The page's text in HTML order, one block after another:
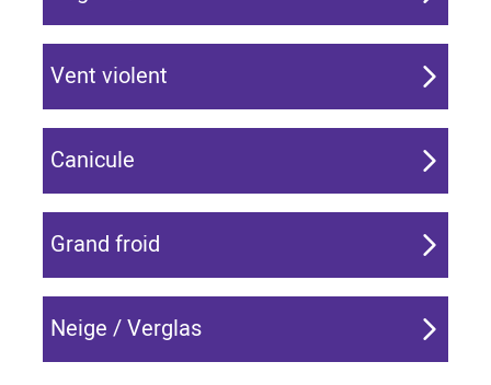
Vent violent
Canicule
Grand froid
Neige / Verglas